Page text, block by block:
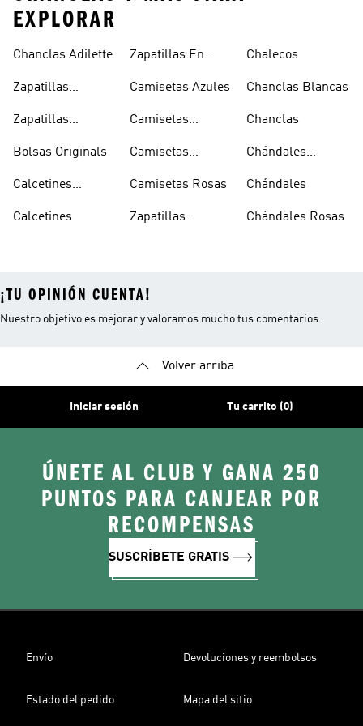
EXPLORAR
Chanclas Adilette
Zapatillas
Zapatillas
Blancas
Bolsas Originals
Calcetines
Blancos
Calcetines
Zapatillas En
Camisetas Azules
Camisetas
Camisetas
Camisetas Rosas
Zapatillas
Chalecos
Chanclas Blancas
Chanclas
Chándales
Chándales
Chándales Rosas
¡TU OPINIÓN CUENTA!
Nuestro objetivo es mejorar y valoramos mucho tus comentarios.
Volver arriba
Iniciar sesión Tu carrito (0)
ÚNETE AL CLUB Y GANA 250
PUNTOS PARA CANJEAR POR
RECOMPENSAS
SUSCRÍBETE GRATIS
Envío Devoluciones y reembolsos
Estado del pedido Mapa del sitio